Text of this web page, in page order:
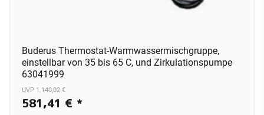
Buderus Thermostat-Warmwassermischgruppe,
einstellbar von 35 bis 65 C, und Zirkulationspumpe
63041999
UVP 1.140,02 €
581,41 € *